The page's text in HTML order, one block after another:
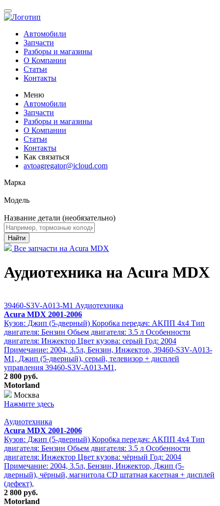
Автомобили
Запчасти
Разборы и магазины
О Компании
Статьи
Контакты
Меню
Автомобили
Запчасти
Разборы и магазины
О Компании
Статьи
Контакты
Как связаться
avtoagregator@icloud.com
Марка
Модель
Название детали (необязательно)
Найти
Все запчасти на Acura MDX
Аудиотехника на Acura MDX
39460-S3V-A013-M1 Аудиотехника
Acura MDX 2001-2006
Кузов: Джип (5-дверный) Коробка передач: АKПП 4х4 Тип
двигателя: Бензин Обьем двигателя: 3.5 л Особенности
двигателя: Инжектор Цвет кузова: серый Год: 2004
Примечание: 2004, 3.5л, Бензин, Инжектор, 39460-S3V-A013-
M1, Джип (5-дверный), серый, телевизор + дисплей
управления 39460-S3V-A013-M1,
2 800 руб.
Motorland
Москва
Нажмите здесь
Аудиотехника
Acura MDX 2001-2006
Кузов: Джип (5-дверный) Коробка передач: АKПП 4х4 Тип
двигателя: Бензин Обьем двигателя: 3.5 л Особенности
двигателя: Инжектор Цвет кузова: чёрный Год: 2004
Примечание: 2004, 3.5л, Бензин, Инжектор, Джип (5-
дверный), чёрный, магнитола CD штатная касетная + дисплей
(дефект),
2 800 руб.
Motorland